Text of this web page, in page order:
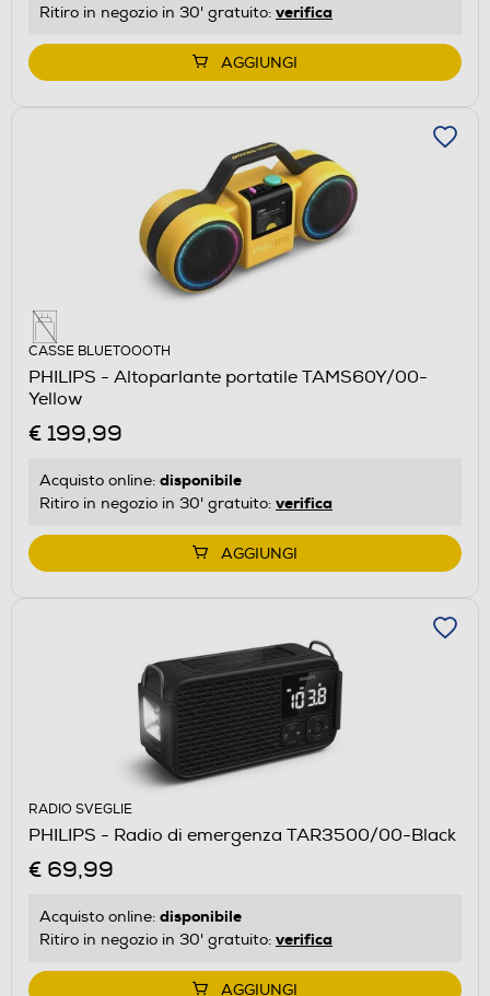
Ritiro in negozio in 30' gratuito: verifica
AGGIUNGI
CASSE BLUETOOOTH
PHILIPS - Altoparlante portatile TAMS60Y/00-
Yellow
€ 199,99
Acquisto online: disponibile
Ritiro in negozio in 30' gratuito: verifica
AGGIUNGI
RADIO SVEGLIE
PHILIPS - Radio di emergenza TAR3500/00-Black
€ 69,99
Acquisto online: disponibile
Ritiro in negozio in 30' gratuito: verifica
AGGIUNGI